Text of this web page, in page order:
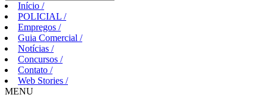
Início /
POLICIAL /
Empregos /
Guia Comercial /
Notícias /
Concursos /
Contato /
Web Stories /
MENU